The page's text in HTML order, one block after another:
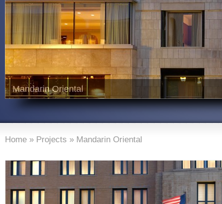
Mandarin Oriental
Home » Projects » Mandarin Oriental